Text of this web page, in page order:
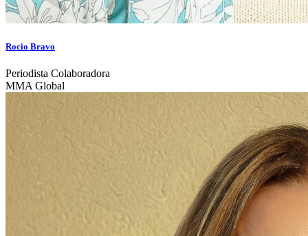
Rocio Bravo
Periodista Colaboradora
MMA Global